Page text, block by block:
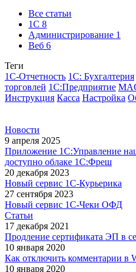
Все статьи
1С 8
Администрирование 1
Веб 6
Теги
1С-Отчетность 1С: Бухгалтерия
торговлей 1С:Предприятие
Инструкция Касса Настройка
Новости
9 апреля 2025
Приложение 1С:Управление
доступно облаке 1С:Фреш
20 декабря 2023
Новый сервис 1С-Курьерика
27 сентября 2023
Новый сервис 1С-Чеки ОФД
Статьи
17 декабря 2021
Продление сертификата ЭП в
10 января 2020
Как отключить комментарии в
10 января 2020